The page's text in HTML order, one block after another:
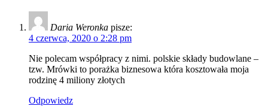
Daria Weronka pisze:
4 czerwca, 2020 o 2:28 pm
Nie polecam współpracy z nimi. polskie składy budowlane –
tzw. Mrówki to porażka biznesowa która kosztowała moja
rodzinę 4 miliony złotych
Odpowiedz